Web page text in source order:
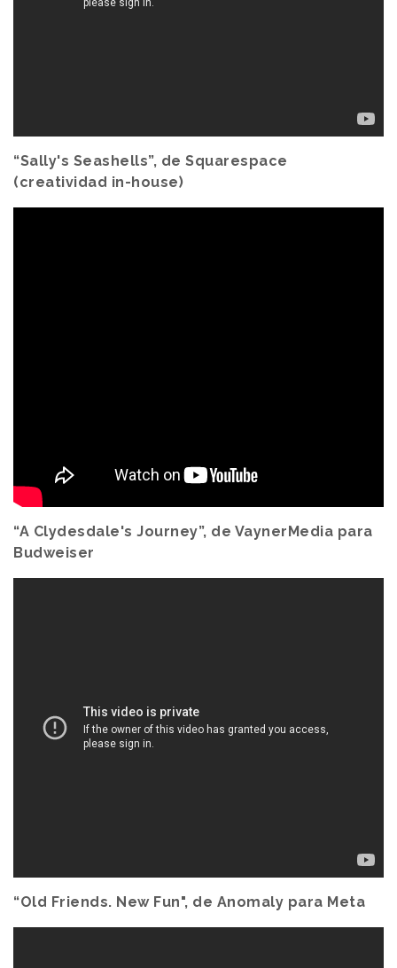
“Sally's Seashells”, de Squarespace
(creatividad in-house)
“A Clydesdale's Journey”, de VaynerMedia para
Budweiser
“Old Friends. New Fun", de Anomaly para Meta